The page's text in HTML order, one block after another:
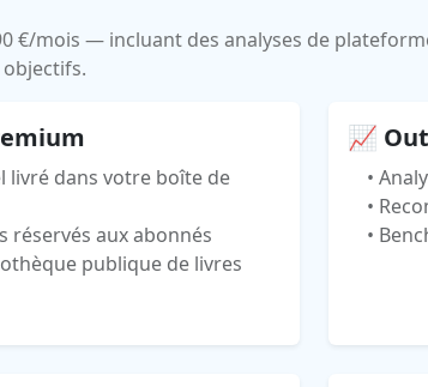
€/mois — incluant des analyses de
livré dans votre boîte de
réservés aux abonnés
publique de livres
📈
•
•
•